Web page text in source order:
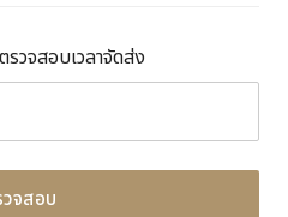
วจสอบเวลาจัดส่ง
จสอบ